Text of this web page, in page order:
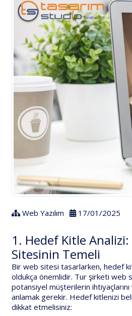
Web Yazılım 17/01/2025
1. Hedef Kitle
Sitesinin Temeli
Bir web sitesi tasarlarken, hedef
oldukça önemlidir. Tur şirketi web
potansiyel müşterilerin
anlamak gerekir. Hedef kitlenizi
dikkat etmelisiniz: